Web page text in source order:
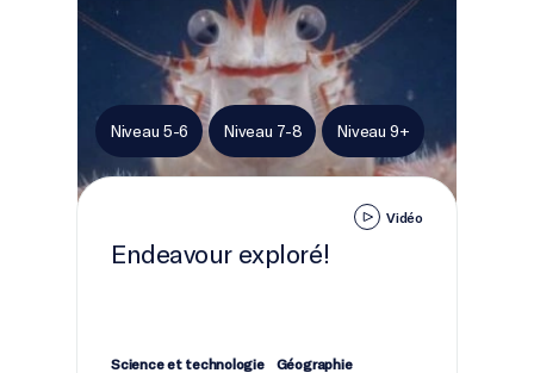
Niveau 5-6 Niveau 7-8 Niveau 9+
Vidéo
Endeavour exploré!
Science et technologie Géographie